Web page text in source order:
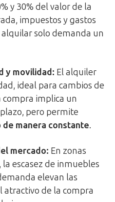
y 30% del valor de la
impuestos y gastos
solo demanda un
y movilidad: El alquiler
ideal para cambios de
compra implica un
pero permite
manera constante.
mercado: En zonas
escasez de inmuebles
elevan las
atractivo de la compra